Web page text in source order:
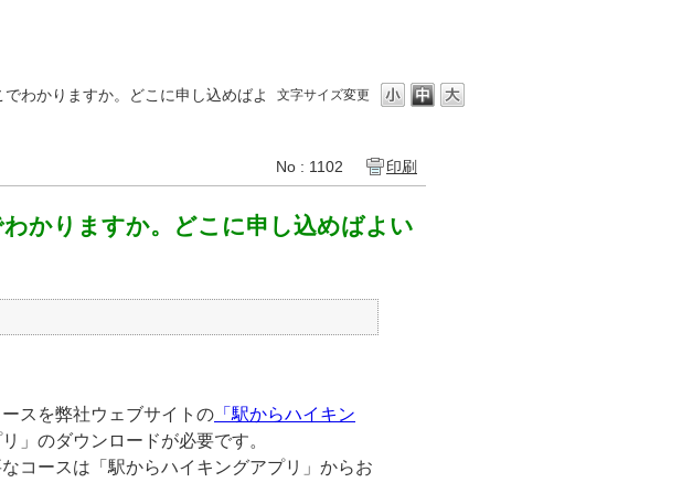
文字サイズ変更
わかりますか。どこに申し込めばよ
No : 1102 印刷
かりますか。どこに申し込めばよい
スを弊社ウェブサイトの 「駅からハイキン
」のダウンロードが必要です。
コースは「駅からハイキングアプリ」からお